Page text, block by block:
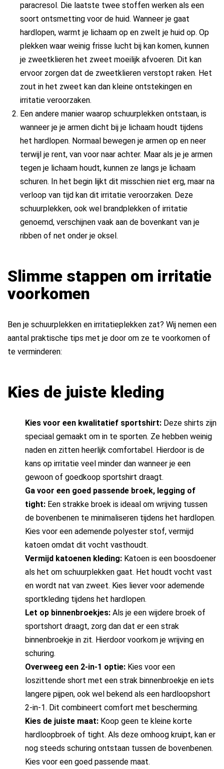
paracresol. Die laatste twee stoffen werken als een
soort ontsmetting voor de huid. Wanneer je gaat
hardlopen, warmt je lichaam op en zwelt je huid op. Op
plekken waar weinig frisse lucht bij kan komen, kunnen
je zweetklieren het zweet moeilijk afvoeren. Dit kan
ervoor zorgen dat de zweetklieren verstopt raken. Het
zout in het zweet kan dan kleine ontstekingen en
irritatie veroorzaken.
Een andere manier waarop schuurplekken ontstaan, is
wanneer je je armen dicht bij je lichaam houdt tijdens
het hardlopen. Normaal bewegen je armen op en neer
terwijl je rent, van voor naar achter. Maar als je je armen
tegen je lichaam houdt, kunnen ze langs je lichaam
schuren. In het begin lijkt dit misschien niet erg, maar na
verloop van tijd kan dit irritatie veroorzaken. Deze
schuurplekken, ook wel brandplekken of irritatie
genoemd, verschijnen vaak aan de bovenkant van je
ribben of net onder je oksel.
Slimme stappen om irritatie
voorkomen
Ben je schuurplekken en irritatieplekken zat? Wij nemen een
aantal praktische tips met je door om ze te voorkomen of
te verminderen:
Kies de juiste kleding
Kies voor een kwalitatief sportshirt: Deze shirts zijn
speciaal gemaakt om in te sporten. Ze hebben weinig
naden en zitten heerlijk comfortabel. Hierdoor is de
kans op irritatie veel minder dan wanneer je een
gewoon of goedkoop sportshirt draagt.
Ga voor een goed passende broek, legging of
tight: Een strakke broek is ideaal om wrijving tussen
de bovenbenen te minimaliseren tijdens het hardlopen.
Kies voor een ademende polyester stof, vermijd
katoen omdat dit vocht vasthoudt.
Vermijd katoenen kleding: Katoen is een boosdoener
als het om schuurplekken gaat. Het houdt vocht vast
en wordt nat van zweet. Kies liever voor ademende
sportkleding tijdens het hardlopen.
Let op binnenbroekjes: Als je een wijdere broek of
sportshort draagt, zorg dan dat er een strak
binnenbroekje in zit. Hierdoor voorkom je wrijving en
schuring.
Overweeg een 2-in-1 optie: Kies voor een
loszittende short met een strak binnenbroekje en iets
langere pijpen, ook wel bekend als een hardloopshort
2-in-1. Dit combineert comfort met bescherming.
Kies de juiste maat: Koop geen te kleine korte
hardloopbroek of tight. Als deze omhoog kruipt, kan er
nog steeds schuring ontstaan tussen de bovenbenen.
Kies voor een goed passende maat.